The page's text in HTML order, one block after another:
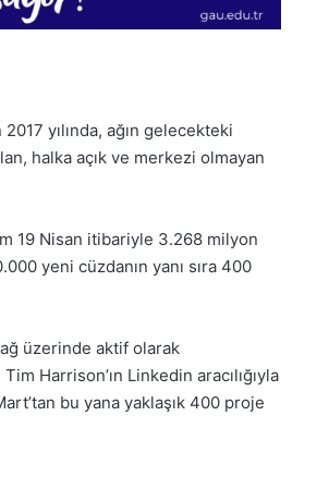
yılında, ağın gelecekteki
halka açık ve merkezi olmayan
19 Nisan itibariyle 3.268 milyon
yeni cüzdanın yanı sıra 400
ağ üzerinde aktif olarak
Harrison’ın Linkedin aracılığıyla
bu yana yaklaşık 400 proje